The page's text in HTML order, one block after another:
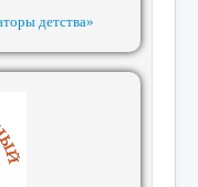
детства»